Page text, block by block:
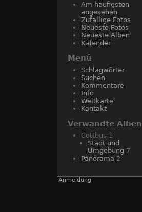
Am häufigsten
angesehen
Zufällige Fotos
Neueste Fotos
Neueste Alben
Kalender
Menü
Schlagwörter
Suchen
Kommentare
Info
Weltkarte
Kontakt
Verwandte Alben
Cottbus 1
Stadt und
Umgebung 7
Panorama 2
Anmeldung